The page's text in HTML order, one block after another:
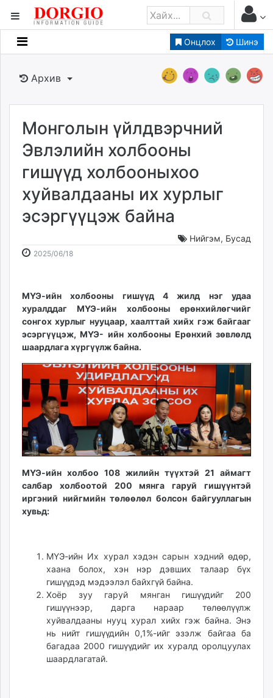
Онцлох Шинэ
Мэдээллийн
Банк санхүү
Бизнес ААН
Төрийн
dorgio.mn
Gogo.mn
caak.mn
news.mn
Baabar.mn
mnb.mn
Livetv.mn
24tsag.mn
ergelt.mn
zarig.mn
today.mn
zuv.mn
mminfo.mn
urlag.mn
unen.mn
asu.mn
unuudur.mn
mglradio.com
itoim.mn
tumen.mn
shuum.mn
times.mn
Архив
Монголын үйлдвэрчний
Эвлэлийн холбооны
гишүүд холбооныхоо
хуйвалдааны их хурлыг
эсэргүүцэж байна
Нийгэм, Бусад
2025/06/182025-
13:44:23
2026-
22:34:58
МҮЭ-ийн холбооны гишүүд 4 жилд нэг удаа
хуралддаг МҮЭ-ийн холбооны ерөнхийлөгчийг
сонгох хурлыг нууцаар, хаалттай хийх гэж байгааг
эсэргүүцэж, МҮЭ- ийн холбооны Ерөнхий зөвлөлд
шаардлага хүргүүлж байна.
МҮЭ-ийн холбоо 108 жилийн түүхтэй 21 аймагт
салбар холбоотой 200 мянга гаруй гишүүнтэй
иргэний нийгмийн төлөөлөл болсон байгууллагын
хувьд:
МҮЭ-ийн Их хурал хэдэн сарын хэдний өдөр,
хаана болох, хэн нэр дэвших талаар бүх
гишүүдэд мэдээлэл байхгүй байна.
Хоёр зуу гаруй мянган гишүүдийг 200
гишүүнээр, дарга нараар төлөөлүүлж
хуйвалдааны нууц хурал хийх гэж байна. Энэ
нь нийт гишүүдийн 0,1%-ийг эзэлж байгаа ба
багадаа 2000 гишүүдийг их хуралд оролцуулах
шаардлагатай.